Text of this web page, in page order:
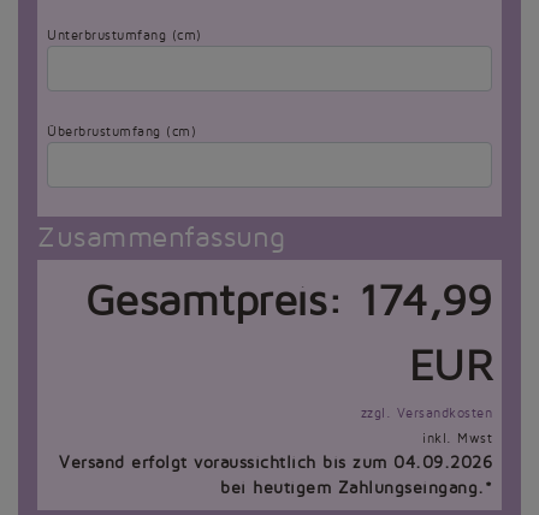
Unterbrustumfang (cm)
Überbrustumfang (cm)
Zusammenfassung
Gesamtpreis: 174,99
EUR
zzgl. Versandkosten
inkl. Mwst
Versand erfolgt voraussichtlich bis zum 04.09.2026
bei heutigem Zahlungseingang.*